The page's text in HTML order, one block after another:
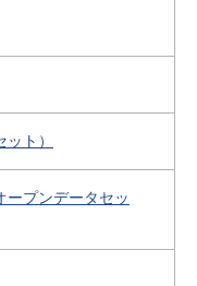
ト）
ープンデータセッ